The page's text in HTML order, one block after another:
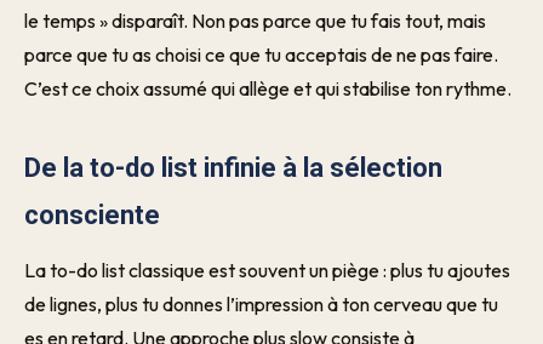
le temps » disparaît. Non pas parce que tu fais tout, mais
parce que tu as choisi ce que tu acceptais de ne pas faire.
C’est ce choix assumé qui allège et qui stabilise ton rythme.
De la to-do list infinie à la sélection
consciente
La to-do list classique est souvent un piège : plus tu ajoutes
de lignes, plus tu donnes l’impression à ton cerveau que tu
es en retard. Une approche plus slow consiste à